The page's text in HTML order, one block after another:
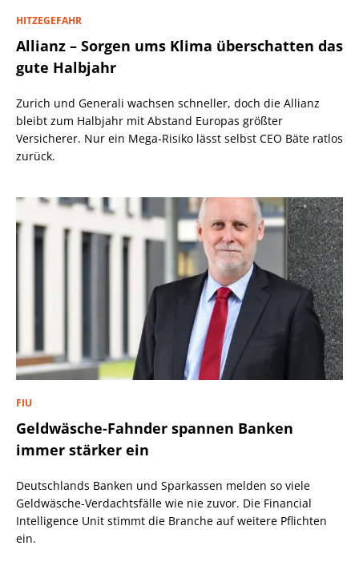
HITZEGEFAHR
Allianz – Sorgen ums Klima überschatten das
gute Halbjahr
Zurich und Generali wachsen schneller, doch die Allianz
bleibt zum Halbjahr mit Abstand Europas größter
Versicherer. Nur ein Mega-Risiko lässt selbst CEO Bäte ratlos
zurück.
FIU
Geldwäsche-Fahnder spannen Banken
immer stärker ein
Deutschlands Banken und Sparkassen melden so viele
Geldwäsche-Verdachtsfälle wie nie zuvor. Die Financial
Intelligence Unit stimmt die Branche auf weitere Pflichten
ein.